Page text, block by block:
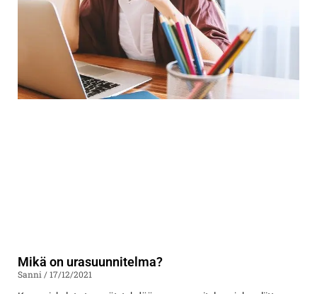
Mikä on urasuunnitelma?
Sanni
17/12/2021